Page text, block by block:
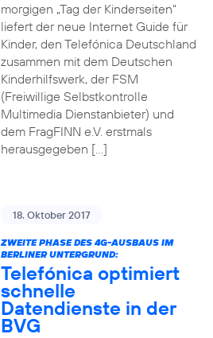
morgigen „Tag der Kinderseiten“
liefert der neue Internet Guide für
Kinder, den Telefónica Deutschland
zusammen mit dem Deutschen
Kinderhilfswerk, der FSM
(Freiwillige Selbstkontrolle
Multimedia Dienstanbieter) und
dem FragFINN e.V. erstmals
herausgegeben […]
18. Oktober 2017
ZWEITE PHASE DES 4G-AUSBAUS IM
BERLINER UNTERGRUND:
Telefónica optimiert
schnelle
Datendienste in der
BVG